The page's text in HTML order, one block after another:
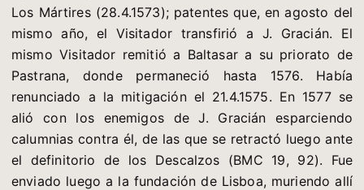
Los Mártires (28.4.1573); patentes que, en agosto del
mismo año, el Visitador transfirió a J. Gracián. El
mismo Visitador remitió a Baltasar a su priorato de
Pastrana, donde permaneció hasta 1576. Había
renunciado a la mitigación el 21.4.1575. En 1577 se
alió con los enemigos de J. Gracián esparciendo
calumnias contra él, de las que se retractó luego ante
el definitorio de los Descalzos (BMC 19, 92). Fue
enviado luego a la fundación de Lisboa, muriendo allí